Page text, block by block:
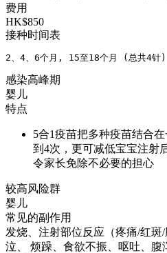
费用
HK$850
接种时间表
2、4、6个月, 15至18个月 (总共4针)
感染高峰期
婴儿
特点
5合1疫苗把多种疫苗结合
到4次，更可减低宝宝注射
令家长免除不必要的担心
较高风险群
婴儿
常见的副作用
发烧、注射部位反应（疼痛/红
泣、 烦躁、食欲不振、呕吐、腹